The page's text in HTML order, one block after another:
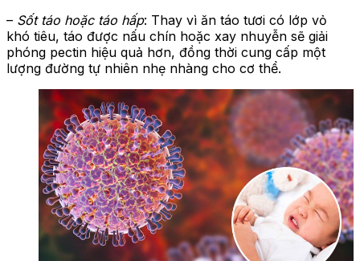
– Sốt táo hoặc táo hấp: Thay vì ăn táo tươi có lớp vỏ
khó tiêu, táo được nấu chín hoặc xay nhuyễn sẽ giải
phóng pectin hiệu quả hơn, đồng thời cung cấp một
lượng đường tự nhiên nhẹ nhàng cho cơ thể.